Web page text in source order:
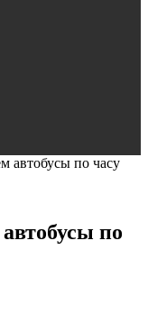
автобусы по часу
по